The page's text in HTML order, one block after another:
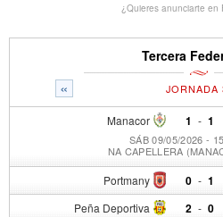
¿Quieres anunciarte en
Tercera
« JORNADA
Manacor 1 - 1
SÁB 09/05/2026 -
NA CAPELLERA
Portmany 0 - 1
Peña Deportiva 2 - 0